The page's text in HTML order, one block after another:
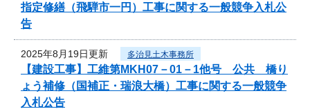
指定修繕（飛騨市一円）工事に関する一般競争入札公
告
2025年8月19日更新 多治見土木事務所
【建設工事】工維第MKH07－01－1他号 公共 橋り
ょう補修（国補正・瑞浪大橋）工事に関する一般競争
入札公告